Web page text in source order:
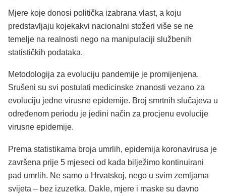
Mjere koje donosi politička izabrana vlast, a koju
predstavljaju kojekakvi nacionalni stožeri više se ne
temelje na realnosti nego na manipulaciji službenih
statističkih podataka.
Metodologija za evoluciju pandemije je promijenjena.
Srušeni su svi postulati medicinske znanosti vezano za
evoluciju jedne virusne epidemije. Broj smrtnih slučajeva u
određenom periodu je jedini način za procjenu evolucije
virusne epidemije.
Prema statistikama broja umrlih, epidemija koronavirusa je
završena prije 5 mjeseci od kada bilježimo kontinuirani
pad umrlih. Ne samo u Hrvatskoj, nego u svim zemljama
svijeta – bez izuzetka. Dakle, mjere i maske su davno